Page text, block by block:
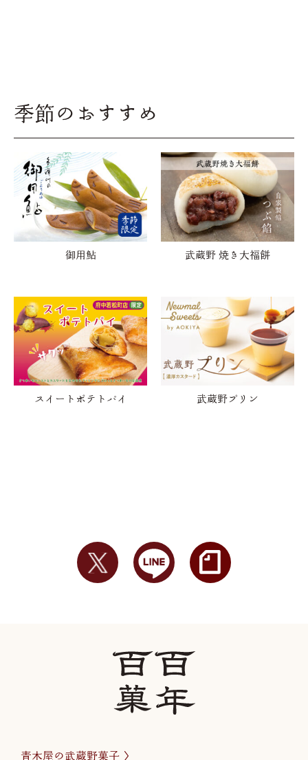
季節のおすすめ
御用鮎 武蔵野 焼き大福餅
スイートポテトパイ 武蔵野プリン
青木屋の武蔵野菓子